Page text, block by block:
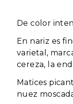
De color
En nariz es
varietal,
cereza, la
Matices
nuez